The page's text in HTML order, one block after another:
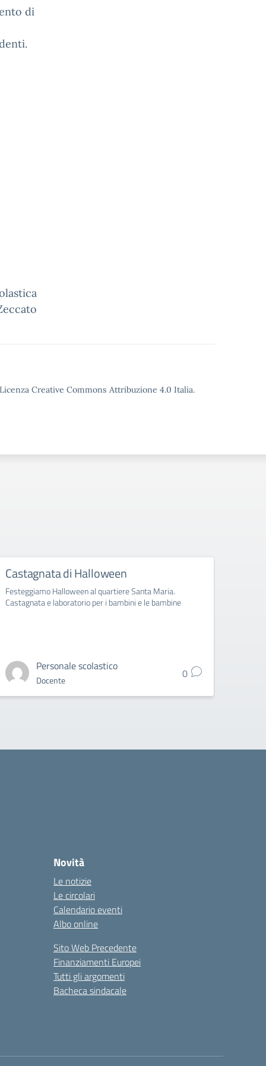
di
Creative Commons Attribuzione 4.0 Italia.
Castagnata di Halloween
Festeggiamo Halloween al quartiere Santa Maria.
Castagnata e laboratorio per i bambini e le bambine
Personale scolastico
Docente 0
Novità
Le notizie
Le circolari
Calendario eventi
Albo online
Sito Web Precedente
Finanziamenti Europei
Tutti gli argomenti
Bacheca sindacale